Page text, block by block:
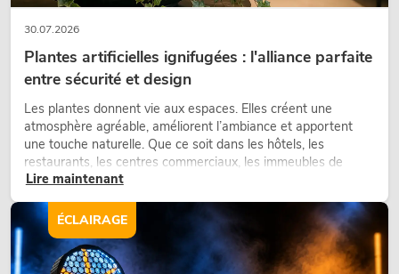
30.07.2026
Plantes artificielles ignifugées : l'alliance parfaite
entre sécurité et design
Les plantes donnent vie aux espaces. Elles créent une
atmosphère agréable, améliorent l’ambiance et apportent
une touche naturelle. Que ce soit dans les hôtels, les
restaurants, les centres commerciaux, les immeubles de
bureaux ou sur les stands d’exposition, une végétalisation de
d’aménagement modernes.
Lire maintenant
ÉCLAIRAGE